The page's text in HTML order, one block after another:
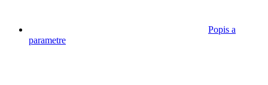
Popis a
parametre